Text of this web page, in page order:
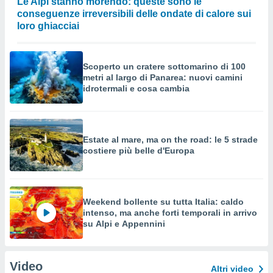
conseguenze irreversibili delle ondate di calore sui
loro ghiacciai
Scoperto un cratere sottomarino di 100
metri al largo di Panarea: nuovi camini
idrotermali e cosa cambia
Estate al mare, ma on the road: le 5 strade
costiere più belle d'Europa
Weekend bollente su tutta Italia: caldo
intenso, ma anche forti temporali in arrivo
su Alpi e Appennini
Video Altri video